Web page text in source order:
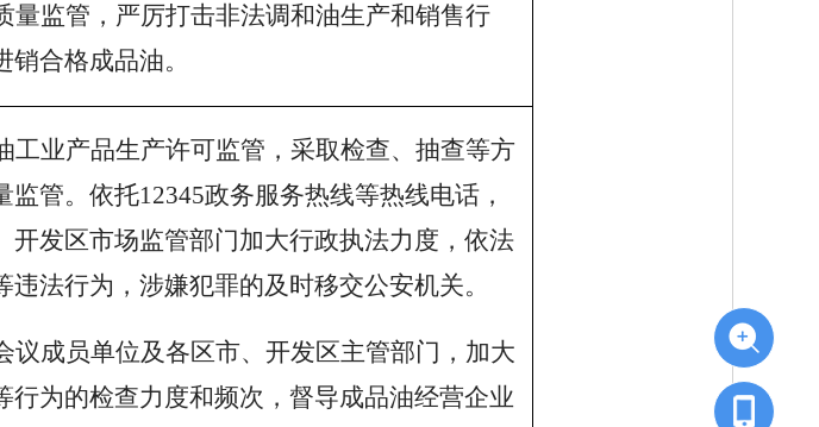
量监管，严厉打击非法调和油生产和销售行
合格成品油。
工业产品生产许可监管，采取检查、抽查等方
监管。依托12345政务服务热线等热线电话，
发区市场监管部门加大行政执法力度，依法
法行为，涉嫌犯罪的及时移交公安机关。
议成员单位及各区市、开发区主管部门，加大
为的检查力度和频次，督导成品油经营企业